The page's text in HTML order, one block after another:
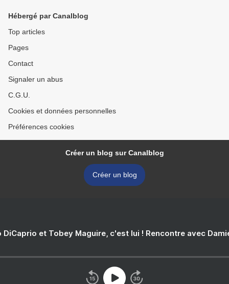
Hébergé par Canalblog
Top articles
Pages
Contact
Signaler un abus
C.G.U.
Cookies et données personnelles
Préférences cookies
Créer un blog sur Canalblog
Créer un blog
DiCaprio et Tobey Maguire, c'est lui ! Rencontre avec